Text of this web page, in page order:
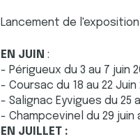
Lancement de l'exposition
EN JUIN :
- Périgueux du 3 au 7 juin
- Coursac du 18 au 22
- Salignac Eyvigues du 25
- Champcevinel du 29 juin
EN JUILLET :